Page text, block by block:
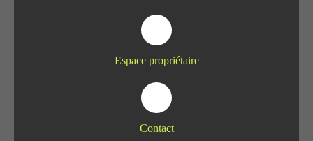
Espace propriétaire
Contact